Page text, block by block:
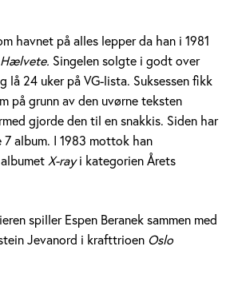
havnet på alles lepper da han i 1981
Singelen solgte i godt over
lå 24 uker på VG-lista. Suksessen fikk
på grunn av den uvørne teksten
gjorde den til en snakkis. Siden har
album. I 1983 mottok han
X-rayi kategorien Årets
spiller Espen Beranek sammen med
Jevanord i krafttrioen Oslo